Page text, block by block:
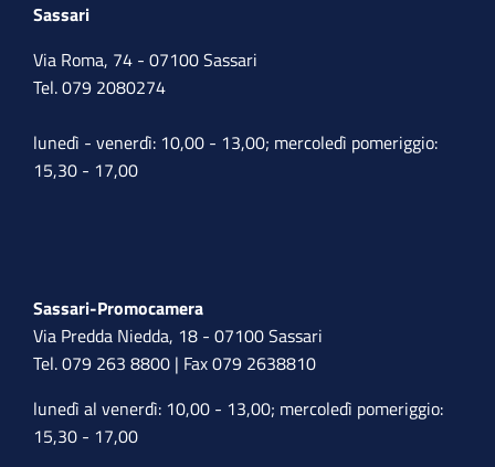
Sassari
Via Roma, 74 - 07100 Sassari
Tel. 079 2080274
lunedì - venerdì: 10,00 - 13,00; mercoledì pomeriggio:
15,30 - 17,00
Sassari-Promocamera
Via Predda Niedda, 18 - 07100 Sassari
Tel. 079 263 8800 | Fax 079 2638810
lunedì al venerdì: 10,00 - 13,00; mercoledì pomeriggio:
15,30 - 17,00